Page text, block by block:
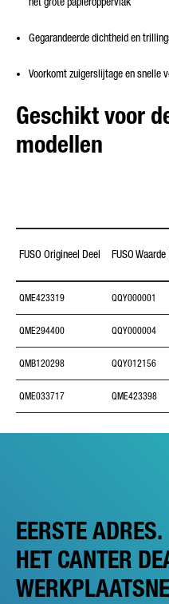
Gegarandeerde dichtheid en
Voorkomt zuigerslijtage en snelle
Geschikt voor
modellen
FUSO Origineel Deel FUSO Waarde
QME423319 QQY000001
QME294400 QQY000004
QMB120298 QQY012156
QME033717 QME423398
EERSTE ADRES.
HET CANTER